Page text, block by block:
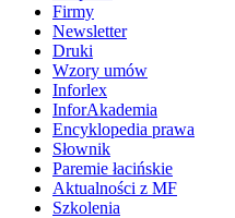
Firmy
Newsletter
Druki
Wzory umów
Inforlex
InforAkademia
Encyklopedia prawa
Słownik
Paremie łacińskie
Aktualności z MF
Szkolenia